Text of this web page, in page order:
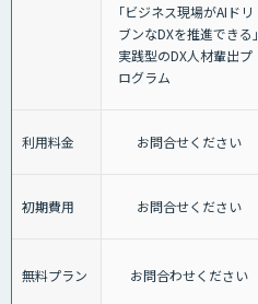
｢ビジネス現場がAIドリ
ブンなDXを推進できる｣
実践型のDX人材輩出プ
ログラム
利用料金 お問合せください
初期費用 お問合せください
無料プラン お問合わせください